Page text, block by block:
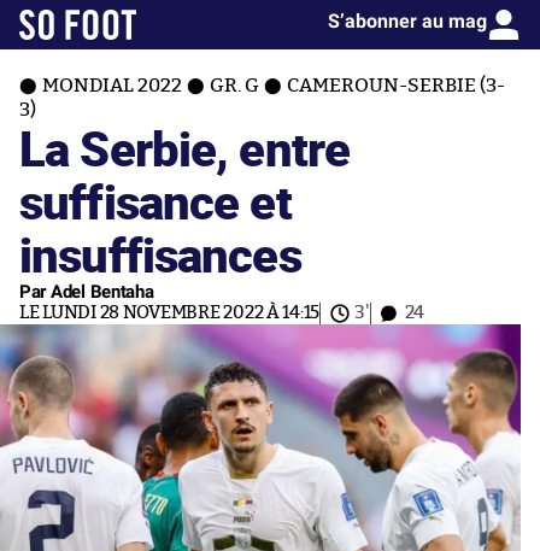
S’abonner au mag
MONDIAL 2022 GR. G
CAMEROUN-SERBIE (3-
3)
La Serbie, entre
suffisance et
insuffisances
Par Adel Bentaha
LE LUNDI 28 NOVEMBRE 2022 À 14:15 3' 24